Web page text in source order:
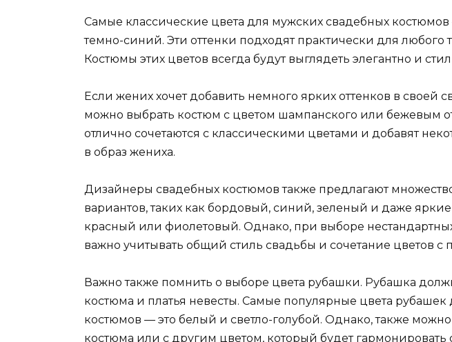
Самые классические цвета для мужских свадебных
темно-синий. Эти оттенки подходят практически для любого
Костюмы этих цветов всегда будут выглядеть элегантно и
Если жених хочет добавить немного ярких оттенков в своей
можно выбрать костюм с цветом шампанского или бежевым
отлично сочетаются с классическими цветами и добавят
в образ жениха.
Дизайнеры свадебных костюмов также предлагают
вариантов, таких как бордовый, синий, зеленый и даже яркие
красный или фиолетовый. Однако, при выборе
важно учитывать общий стиль свадьбы и сочетание цветов с
Важно также помнить о выборе цвета рубашки. Рубашка
костюма и платья невесты. Самые популярные цвета рубашек
костюмов — это белый и светло-голубой. Однако, также
костюма или с другим цветом, который будет